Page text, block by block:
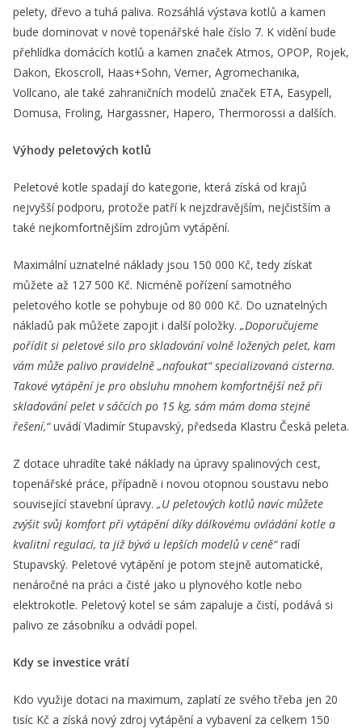
pelety, dřevo a tuhá paliva. Rozsáhlá výstava kotlů a kamen
bude dominovat v nové topenářské hale číslo 7. K vidění bude
přehlídka domácích kotlů a kamen značek Atmos, OPOP, Rojek,
Dakon, Ekoscroll, Haas+Sohn, Verner, Agromechanika,
Vollcano, ale také zahraničních modelů značek ETA, Easypell,
Domusa, Froling, Hargassner, Hapero, Thermorossi a dalších.
Výhody peletových kotlů
Peletové kotle spadají do kategorie, která získá od krajů
nejvyšší podporu, protože patří k nejzdravějším, nejčistším a
také nejkomfortnějším zdrojům vytápění.
Maximální uznatelné náklady jsou 150 000 Kč, tedy získat
můžete až 127 500 Kč. Nicméně pořízení samotného
peletového kotle se pohybuje od 80 000 Kč. Do uznatelných
nákladů pak můžete zapojit i další položky. „Doporučujeme
pořídit si peletové silo pro skladování volně ložených pelet, kam
vám může palivo pravidelně „nafoukat“ specializovaná cisterna.
Takové vytápění je pro obsluhu mnohem komfortnější než při
skladování pelet v sáčcích po 15 kg, sám mám doma stejné
řešení,“uvádí Vladimír Stupavský, předseda Klastru Česká peleta.
Z dotace uhradíte také náklady na úpravy spalinových cest,
topenářské práce, případně i novou otopnou soustavu nebo
související stavební úpravy. „U peletových kotlů navíc můžete
zvýšit svůj komfort při vytápění díky dálkovému ovládání kotle a
kvalitní regulaci, ta již bývá u lepších modelů v ceně“radí
Stupavský. Peletové vytápění je potom stejně automatické,
nenáročné na práci a čisté jako u plynového kotle nebo
elektrokotle. Peletový kotel se sám zapaluje a čistí, podává si
palivo ze zásobníku a odvádí popel.
Kdy se investice vrátí
Kdo využije dotaci na maximum, zaplatí ze svého třeba jen 20
tisíc Kč a získá nový zdroj vytápění a vybavení za celkem 150